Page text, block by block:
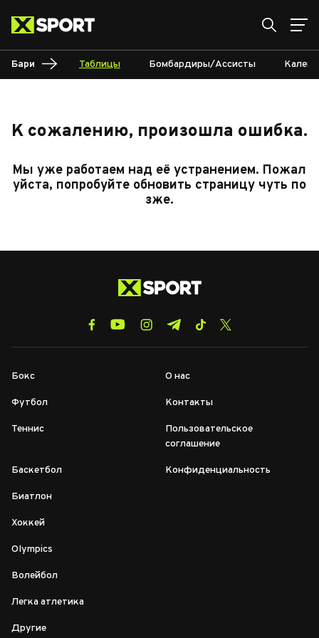
Бари Таблицы Бомбардиры/Ассисты
К сожалению, произошла ошибка.
Мы уже работаем над её устранением. Пожал
уйста, попробуйте обновить страницу чуть по
зже.
Бокс
Футбол
Теннис
Баскетбол
Биатлон
Хоккей
Olympics
Волейбол
Легка атлетика
Другие
О нас
Контакты
Пользовательское
соглашение
Конфиденциальность